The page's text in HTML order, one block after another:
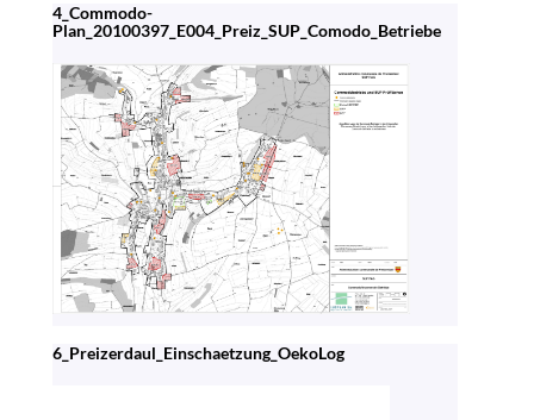
4_Commodo-
Plan_20100397_E004_Preiz_SUP_Comodo_Betriebe
6_Preizerdaul_Einschaetzung_OekoLog